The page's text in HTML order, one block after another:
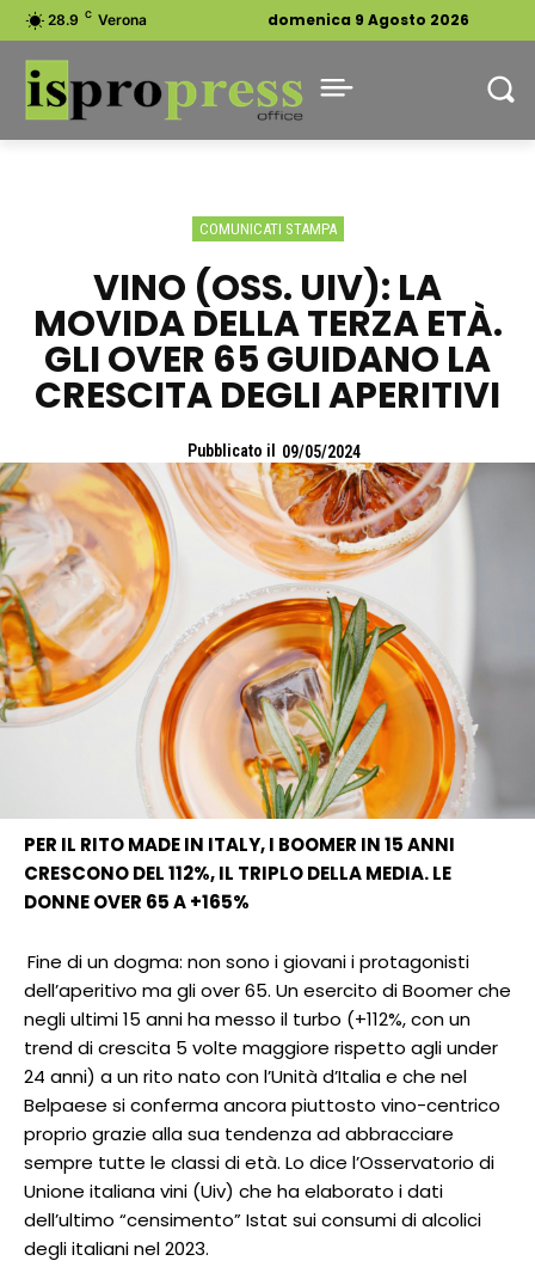
28.9 C Verona domenica 9 Agosto 2026
COMUNICATI STAMPA
VINO (OSS. UIV): LA
MOVIDA DELLA TERZA ETÀ.
GLI OVER 65 GUIDANO LA
CRESCITA DEGLI APERITIVI
Pubblicato il 09/05/2024
PER IL RITO MADE IN ITALY, I BOOMER IN 15 ANNI
CRESCONO DEL 112%, IL TRIPLO DELLA MEDIA. LE
DONNE OVER 65 A +165%
Fine di un dogma: non sono i giovani i protagonisti
dell’aperitivo ma gli over 65. Un esercito di Boomer che
negli ultimi 15 anni ha messo il turbo (+112%, con un
trend di crescita 5 volte maggiore rispetto agli under
24 anni) a un rito nato con l’Unità d’Italia e che nel
Belpaese si conferma ancora piuttosto vino-centrico
proprio grazie alla sua tendenza ad abbracciare
sempre tutte le classi di età. Lo dice l’Osservatorio di
Unione italiana vini (Uiv) che ha elaborato i dati
dell’ultimo “censimento” Istat sui consumi di alcolici
degli italiani nel 2023.